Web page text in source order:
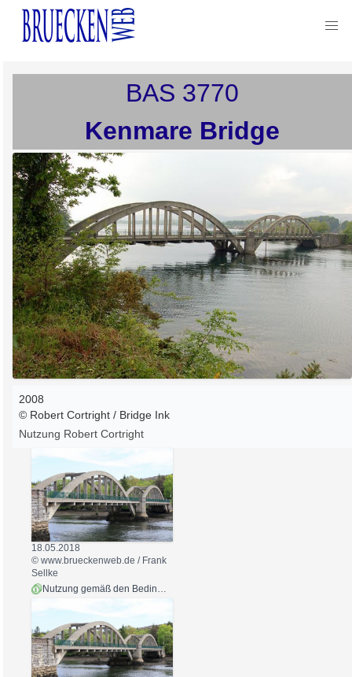
BAS 3770
Kenmare Bridge
2008
© Robert Cortright / Bridge Ink
Nutzung Robert Cortright
18.05.2018
© www.brueckenweb.de / Frank
Sellke
Nutzung gemäß den Bedingungen